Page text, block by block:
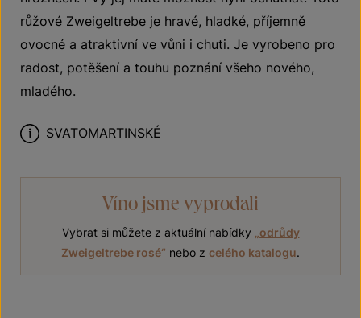
růžové Zweigeltrebe je hravé, hladké, příjemně
ovocné a atraktivní ve vůni i chuti. Je vyrobeno pro
radost, potěšení a touhu poznání všeho nového,
mladého.
SVATOMARTINSKÉ
Víno jsme vyprodali
Vybrat si můžete z aktuální nabídky
odrůdy
Zweigeltrebe rosé“ nebo z celého katalogu.